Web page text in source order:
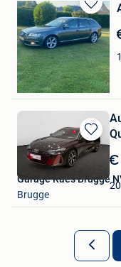
Bewaren
in
Mijn
Favorieten
KAYA.B
Heusden
Bewaren
in
€
Garage Raes Brugge
Brugge